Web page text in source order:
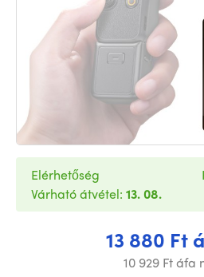
13 880 Ft
10 929 Ft áfa
Elérhetőség
Várható átvétel: 13. 08.